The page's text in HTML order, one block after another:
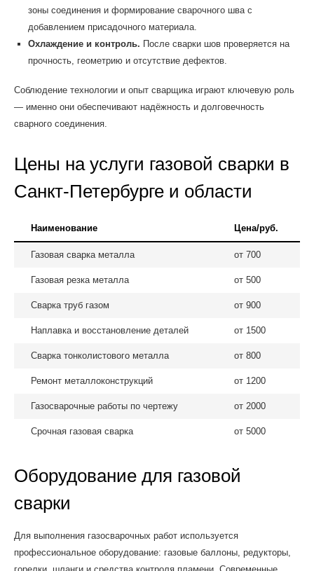
зоны соединения и формирование сварочного шва с
добавлением присадочного материала.
Охлаждение и контроль. После сварки шов проверяется на
прочность, геометрию и отсутствие дефектов.
Соблюдение технологии и опыт сварщика играют ключевую роль
— именно они обеспечивают надёжность и долговечность
сварного соединения.
Цены на услуги газовой сварки в
Санкт-Петербурге и области
Наименование Цена/руб.
Газовая сварка металла от 700
Газовая резка металла от 500
Сварка труб газом от 900
Наплавка и восстановление деталей от 1500
Сварка тонколистового металла от 800
Ремонт металлоконструкций от 1200
Газосварочные работы по чертежу от 2000
Срочная газовая сварка от 5000
Оборудование для газовой
сварки
Для выполнения газосварочных работ используется
профессиональное оборудование: газовые баллоны, редукторы,